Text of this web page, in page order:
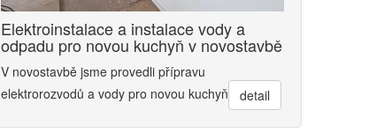
Elektroinstalace a instalace vody a
odpadu pro novou kuchyň v novostavbě
V novostavbě jsme provedli přípravu
elektrorozvodů a vody pro novou kuchyň
detail